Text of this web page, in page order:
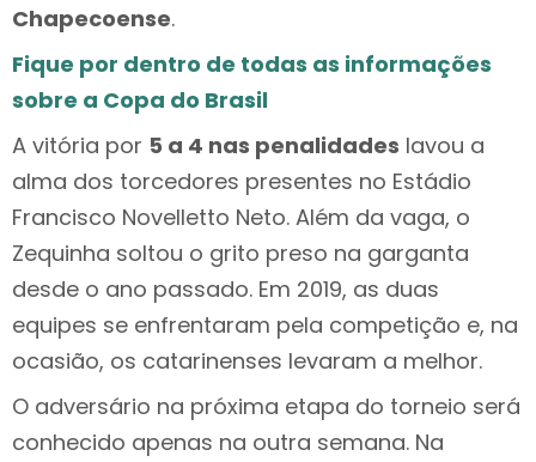
Chapecoense.
Fique por dentro de todas as informações
sobre a Copa do Brasil
A vitória por 5 a 4 nas penalidades lavou a
alma dos torcedores presentes no Estádio
Francisco Novelletto Neto. Além da vaga, o
Zequinha soltou o grito preso na garganta
desde o ano passado. Em 2019, as duas
equipes se enfrentaram pela competição e, na
ocasião, os catarinenses levaram a melhor.
O adversário na próxima etapa do torneio será
conhecido apenas na outra semana. Na